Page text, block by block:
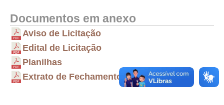
Documentos em anexo
Aviso de Licitação
Edital de Licitação
Planilhas
Extrato de Fechamento